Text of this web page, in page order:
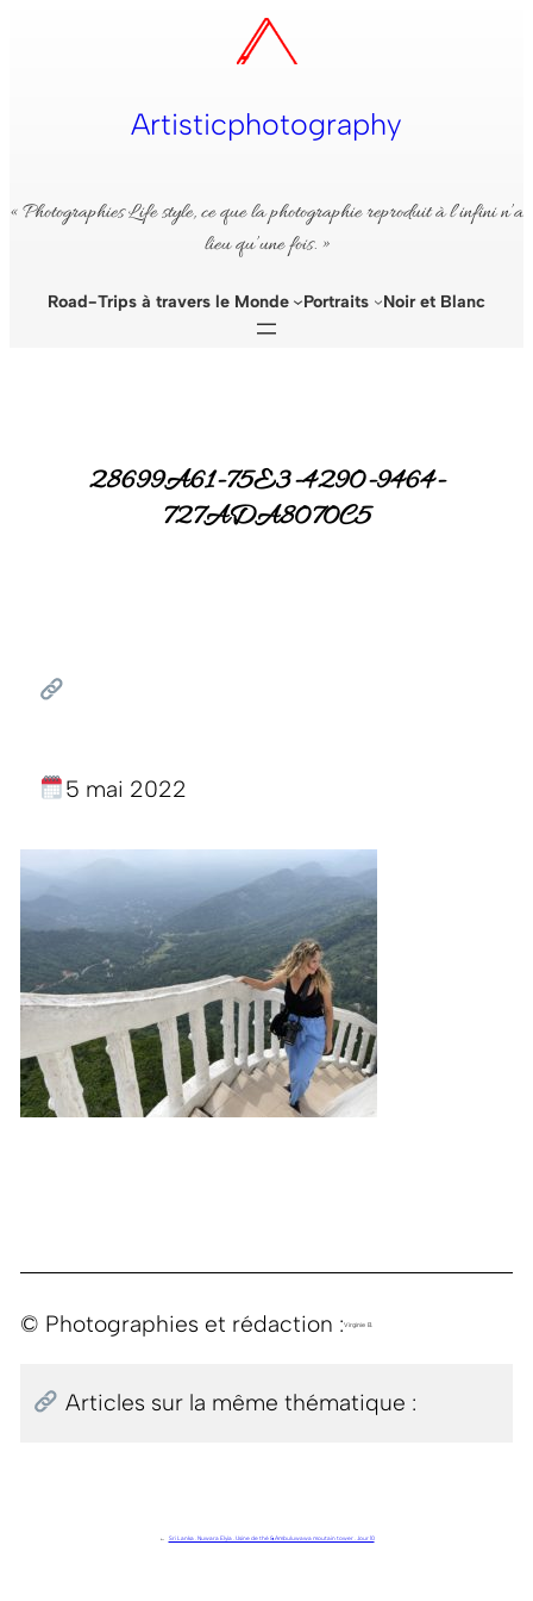
Artisticphotography
« Photographies Life style, ce que la photographie reproduit à l’infini n’a
lieu qu’une fois. »
Road-Trips à travers le Monde Portraits Noir et Blanc
28699A61-75E3-4290-9464-
727ADA8070C5
5 mai 2022
© Photographies et rédaction :Virginie B.
Articles sur la même thématique :
← Sri Lanka . Nuwara Elyia . Usine de thé & Ambuluwawa moutain tower . Jour 10